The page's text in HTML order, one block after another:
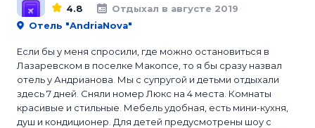
4.8
Отдыхал в августе 2019
Отель "AndriaNova"
Если бы у меня спросили, где можно остановиться в
Лазаревском в поселке Макопсе, то я бы сразу назвал
отель у Андрианова. Мы с супругой и детьми отдыхали
здесь 7 дней. Сняли номер Люкс на 4 места. Комнаты
красивые и стильные. Мебель удобная, есть мини-кухня,
душ и кондиционер. Для детей предусмотрены шоу с